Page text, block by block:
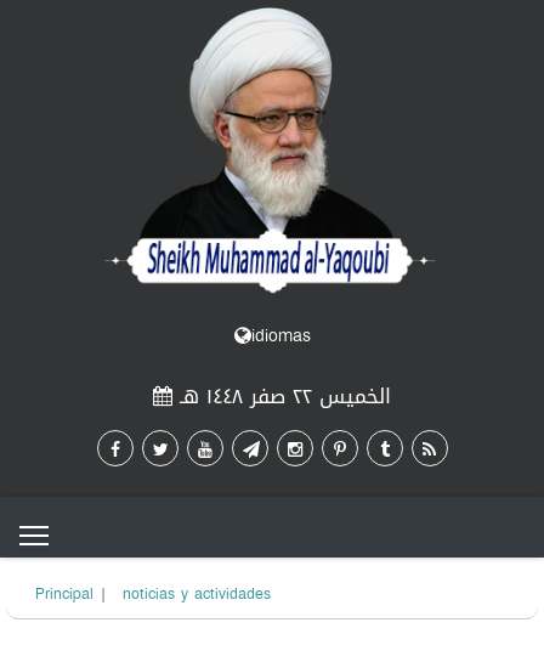
idiomas
الخميس ٢٢ صفر ١٤٤٨ هـ
Principal | noticias y actividades